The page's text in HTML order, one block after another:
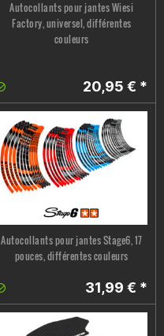
Autocollants pour jantes Wiesi
Factory, universel, différentes
couleurs
20,95 € *
Autocollants pour jantes Stage6, 17
pouces, différentes couleurs
31,99 € *